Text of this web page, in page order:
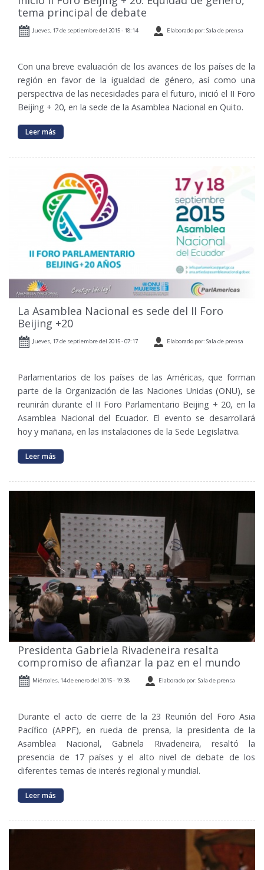
tema principal de debate
Jueves, 17 de septiembre del 2015 - 18:14 Elaborado por: Sala de prensa
Con una breve evaluación de los avances de los países de la
región en favor de la igualdad de género, así como una
perspectiva de las necesidades para el futuro, inició el II Foro
Beijing + 20, en la sede de la Asamblea Nacional en Quito.
Leer más
La Asamblea Nacional es sede del II Foro
Beijing +20
Jueves, 17 de septiembre del 2015 - 07:17 Elaborado por: Sala de prensa
Parlamentarios de los países de las Américas, que forman
parte de la Organización de las Naciones Unidas (ONU), se
reunirán durante el II Foro Parlamentario Beijing + 20, en la
Asamblea Nacional del Ecuador. El evento se desarrollará
hoy y mañana, en las instalaciones de la Sede Legislativa.
Leer más
Presidenta Gabriela Rivadeneira resalta
compromiso de afianzar la paz en el mundo
Miércoles, 14 de enero del 2015 - 19:38 Elaborado por: Sala de prensa
Durante el acto de cierre de la 23 Reunión del Foro Asia
Pacífico (APPF), en rueda de prensa, la presidenta de la
Asamblea Nacional, Gabriela Rivadeneira, resaltó la
presencia de 17 países y el alto nivel de debate de los
diferentes temas de interés regional y mundial.
Leer más